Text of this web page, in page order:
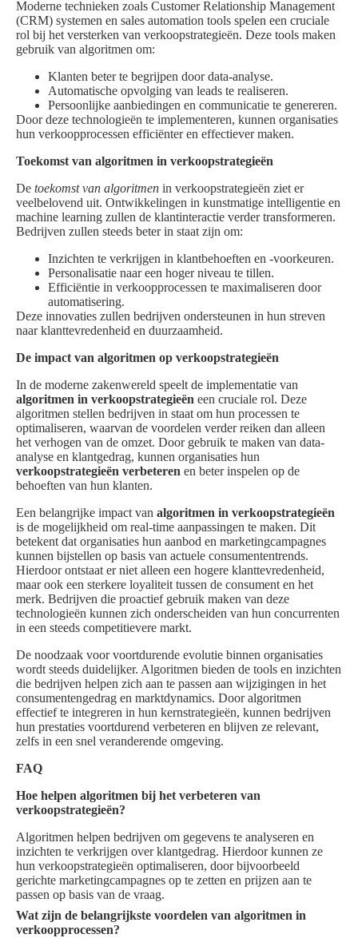
Moderne technieken zoals Customer Relationship Management
(CRM) systemen en sales automation tools spelen een cruciale
rol bij het versterken van verkoopstrategieën. Deze tools maken
gebruik van algoritmen om:
Klanten beter te begrijpen door data-analyse.
Automatische opvolging van leads te realiseren.
Persoonlijke aanbiedingen en communicatie te genereren.
Door deze technologieën te implementeren, kunnen organisaties
hun verkoopprocessen efficiënter en effectiever maken.
Toekomst van algoritmen in verkoopstrategieën
De toekomst van algoritmen in verkoopstrategieën ziet er
veelbelovend uit. Ontwikkelingen in kunstmatige intelligentie en
machine learning zullen de klantinteractie verder transformeren.
Bedrijven zullen steeds beter in staat zijn om:
Inzichten te verkrijgen in klantbehoeften en -voorkeuren.
Personalisatie naar een hoger niveau te tillen.
Efficiëntie in verkoopprocessen te maximaliseren door
automatisering.
Deze innovaties zullen bedrijven ondersteunen in hun streven
naar klanttevredenheid en duurzaamheid.
De impact van algoritmen op verkoopstrategieën
In de moderne zakenwereld speelt de implementatie van
algoritmen in verkoopstrategieën een cruciale rol. Deze
algoritmen stellen bedrijven in staat om hun processen te
optimaliseren, waarvan de voordelen verder reiken dan alleen
het verhogen van de omzet. Door gebruik te maken van data-
analyse en klantgedrag, kunnen organisaties hun
verkoopstrategieën verbeteren en beter inspelen op de
behoeften van hun klanten.
Een belangrijke impact van algoritmen in verkoopstrategieën
is de mogelijkheid om real-time aanpassingen te maken. Dit
betekent dat organisaties hun aanbod en marketingcampagnes
kunnen bijstellen op basis van actuele consumententrends.
Hierdoor ontstaat er niet alleen een hogere klanttevredenheid,
maar ook een sterkere loyaliteit tussen de consument en het
merk. Bedrijven die proactief gebruik maken van deze
technologieën kunnen zich onderscheiden van hun concurrenten
in een steeds competitievere markt.
De noodzaak voor voortdurende evolutie binnen organisaties
wordt steeds duidelijker. Algoritmen bieden de tools en inzichten
die bedrijven helpen zich aan te passen aan wijzigingen in het
consumentengedrag en marktdynamics. Door algoritmen
effectief te integreren in hun kernstrategieën, kunnen bedrijven
hun prestaties voortdurend verbeteren en blijven ze relevant,
zelfs in een snel veranderende omgeving.
FAQ
Hoe helpen algoritmen bij het verbeteren van
verkoopstrategieën?
Algoritmen helpen bedrijven om gegevens te analyseren en
inzichten te verkrijgen over klantgedrag. Hierdoor kunnen ze
hun verkoopstrategieën optimaliseren, door bijvoorbeeld
gerichte marketingcampagnes op te zetten en prijzen aan te
passen op basis van de vraag.
Wat zijn de belangrijkste voordelen van algoritmen in
verkoopprocessen?